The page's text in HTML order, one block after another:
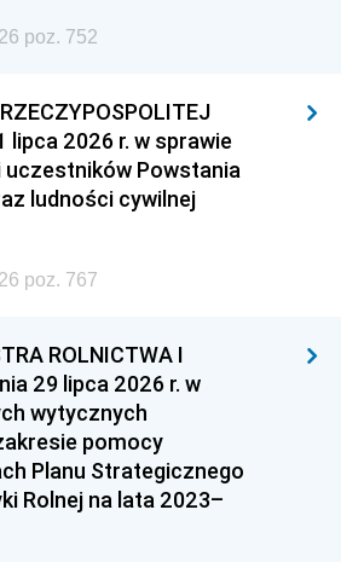
poz. 752
lipca 2026 r. w sprawie
Powstania
ludności cywilnej
poz. 767
ROLNICTWA I
29 lipca 2026 r. w
wytycznych
pomocy
Planu Strategicznego
Rolnej na lata 2023–